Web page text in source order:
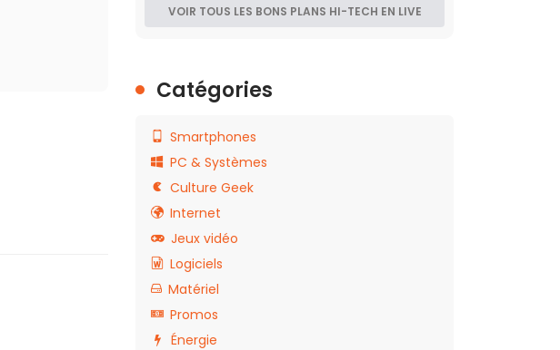
VOIR TOUS LES BONS PLANS HI-TECH EN LIVE
Catégories
Smartphones
PC & Systèmes
Culture Geek
Internet
Jeux vidéo
Logiciels
Matériel
Promos
Énergie